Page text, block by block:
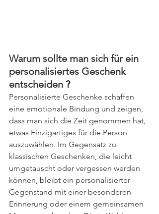
Warum sollte man sich für ein
personalisiertes Geschenk
entscheiden ?
Personalisierte Geschenke schaffen
eine emotionale Bindung und zeigen,
dass man sich die Zeit genommen hat,
etwas Einzigartiges für die Person
auszuwählen. Im Gegensatz zu
klassischen Geschenken, die leicht
umgetauscht oder vergessen werden
können, bleibt ein personalisierter
Gegenstand mit einer besonderen
Erinnerung oder einem gemeinsamen